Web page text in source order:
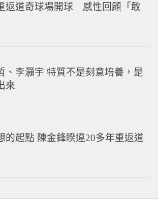
返道奇球場開球 感性回顧「敢
、李灝宇 特質不是刻意培養，是
來
的起點 陳金鋒睽違20多年重返道